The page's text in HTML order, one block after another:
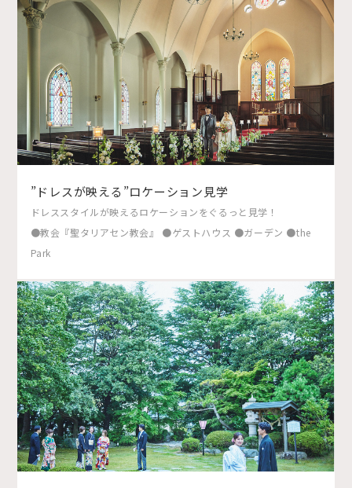
”ドレスが映える”ロケーション見学
ドレススタイルが映えるロケーションをぐるっと見学！
●教会『聖タリアセン教会』 ●ゲストハウス ●ガーデン ●the
Park